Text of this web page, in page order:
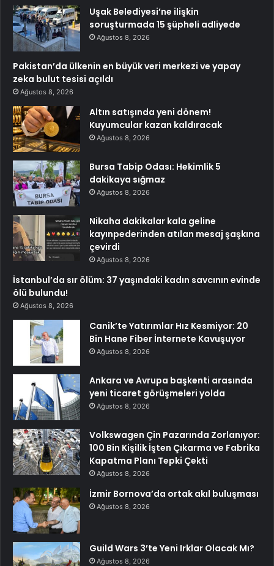
Uşak Belediyesi’ne ilişkin
soruşturmada 15 şüpheli adliyede
Ağustos 8, 2026
Pakistan’da ülkenin en büyük veri merkezi ve yapay
zeka bulut tesisi açıldı
Ağustos 8, 2026
Altın satışında yeni dönem!
Kuyumcular kazan kaldıracak
Ağustos 8, 2026
Bursa Tabip Odası: Hekimlik 5
dakikaya sığmaz
Ağustos 8, 2026
Nikaha dakikalar kala geline
kayınpederinden atılan mesaj şaşkına
çevirdi
Ağustos 8, 2026
İstanbul’da sır ölüm: 37 yaşındaki kadın savcının evinde
ölü bulundu!
Ağustos 8, 2026
Canik’te Yatırımlar Hız Kesmiyor: 20
Bin Hane Fiber İnternete Kavuşuyor
Ağustos 8, 2026
Ankara ve Avrupa başkenti arasında
yeni ticaret görüşmeleri yolda
Ağustos 8, 2026
Volkswagen Çin Pazarında Zorlanıyor:
100 Bin Kişilik İşten Çıkarma ve Fabrika
Kapatma Planı Tepki Çekti
Ağustos 8, 2026
İzmir Bornova’da ortak akıl buluşması
Ağustos 8, 2026
Guild Wars 3’te Yeni Irklar Olacak Mı?
Ağustos 8, 2026